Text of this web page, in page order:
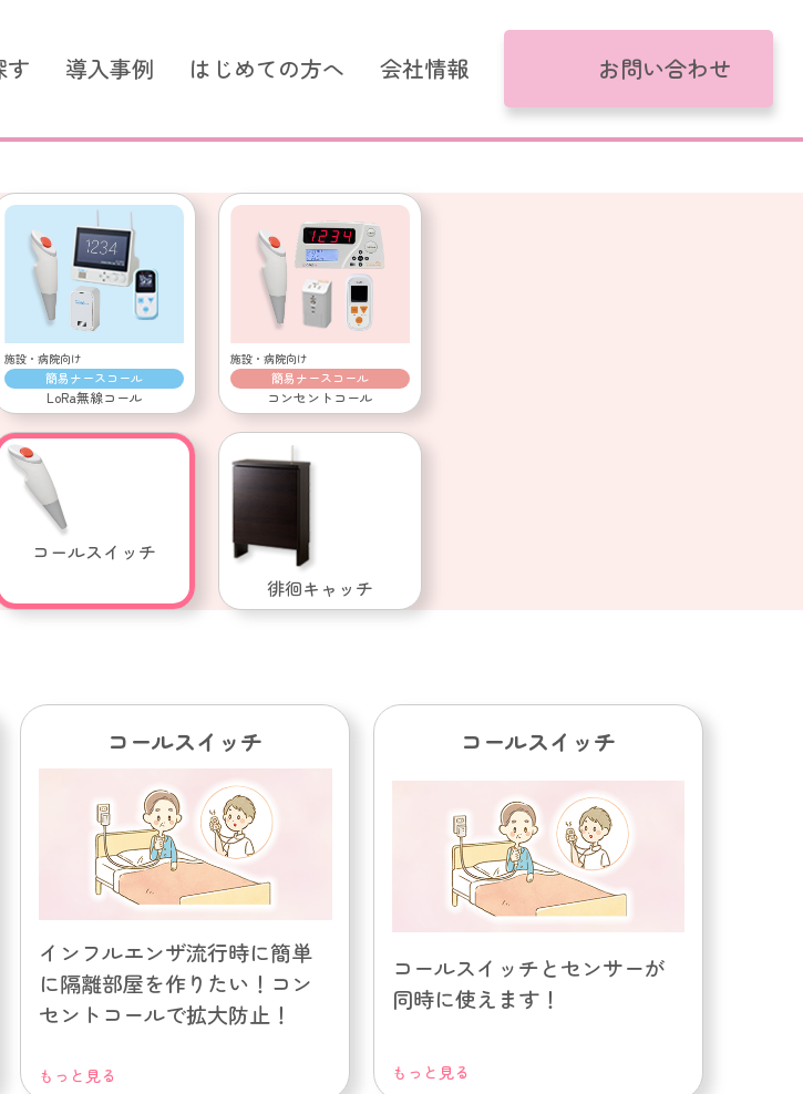
す
スタンダードシリーズ つながるモデル
簡易ナースコール LoRa無線コール
超音波センサー
コールスイッチ
導入事例
スタンダードシリーズ
簡易ナースコール
超音波センサー
コールスイッチ
はじめての方へ 会社情報
選ばれる理由
お問い合わせ
施設・病院向け
簡易ナースコール
LoRa無線コール
施設・病院向け
簡易ナースコール
コンセントコール
コールスイッチ
徘徊キャッチ
コールスイッチ
インフルエンザ流行時に簡単
に隔離部屋を作りたい！コン
セントコールで拡大防止！
もっと見る
コールスイッチ
コールスイッチとセンサーが
同時に使えます！
もっと見る